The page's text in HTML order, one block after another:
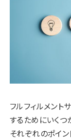
フルフィルメン
するためにいくつ
それぞれのポイン